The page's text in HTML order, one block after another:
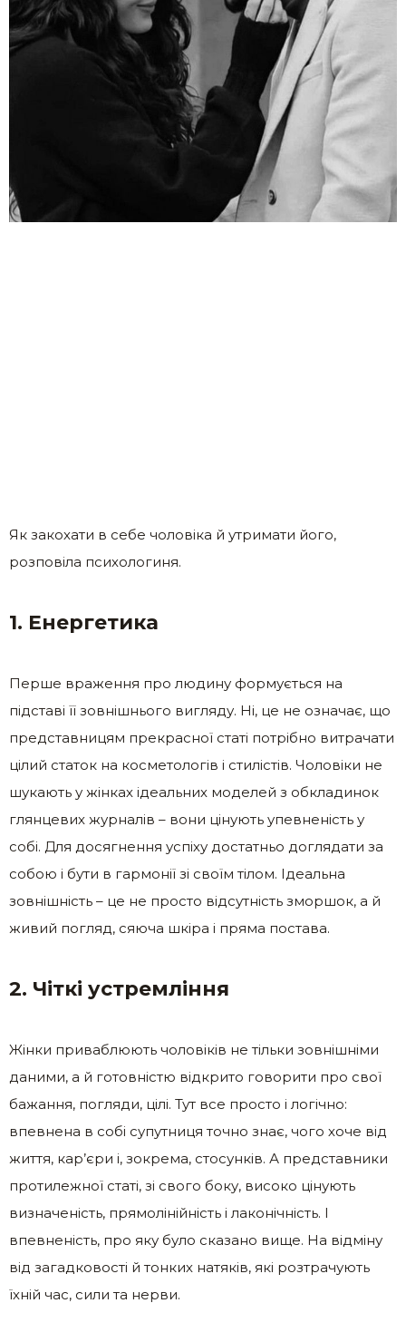
Як закохати в себе чоловіка й утримати його,
розповіла психологиня.
1. Енергетика
Перше враження про людину формується на
підставі її зовнішнього вигляду. Ні, це не означає, що
представницям прекрасної статі потрібно витрачати
цілий статок на косметологів і стилістів. Чоловіки не
шукають у жінках ідеальних моделей з обкладинок
глянцевих журналів – вони цінують упевненість у
собі. Для досягнення успіху достатньо доглядати за
собою і бути в гармонії зі своїм тілом. Ідеальна
зовнішність – це не просто відсутність зморшок, а й
живий погляд, сяюча шкіра і пряма постава.
2. Чіткі устремління
Жінки приваблюють чоловіків не тільки зовнішніми
даними, а й готовністю відкрито говорити про свої
бажання, погляди, цілі. Тут все просто і логічно:
впевнена в собі супутниця точно знає, чого хоче від
життя, кар’єри і, зокрема, стосунків. А представники
протилежної статі, зі свого боку, високо цінують
визначеність, прямолінійність і лаконічність. І
впевненість, про яку було сказано вище. На відміну
від загадковості й тонких натяків, які розтрачують
їхній час, сили та нерви.